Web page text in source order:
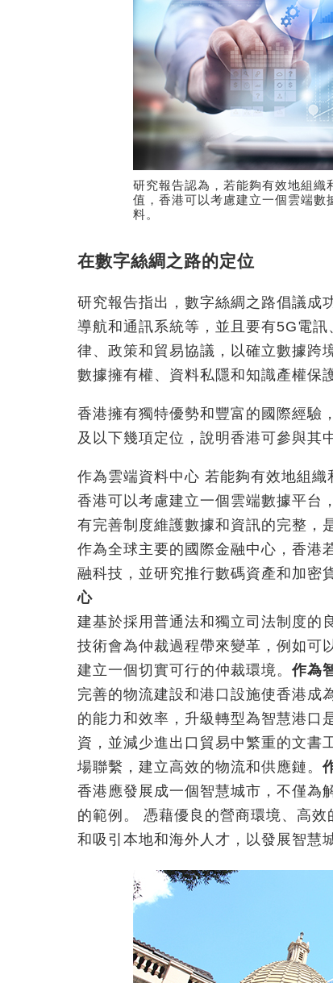
研究報告認為，若能夠有效地組
值，香港可以考慮建立一個雲端數
料。
在數字絲綢之路的定位
研究報告指出，數字絲綢之路倡議成
導航和通訊系統等，並且要有5G電
律、政策和貿易協議，以確立數據跨
數據擁有權、資料私隱和知識產權保
香港擁有獨特優勢和豐富的國際經驗
及以下幾項定位，說明香港可參與其
作為雲端資料中心 若能夠有效地組織
香港可以考慮建立一個雲端數據平台
有完善制度維護數據和資訊的完整，
作為全球主要的國際金融中心，香港
融科技，並研究推行數碼資產和加密
心
建基於採用普通法和獨立司法制度的
技術會為仲裁過程帶來變革，例如可
建立一個切實可行的仲裁環境。 作為
完善的物流建設和港口設施使香港成
的能力和效率，升級轉型為智慧港口
資，並減少進出口貿易中繁重的文書
場聯繫，建立高效的物流和供應鏈。
香港應發展成一個智慧城市，不僅為
的範例。 憑藉優良的營商環境、高
和吸引本地和海外人才，以發展智慧